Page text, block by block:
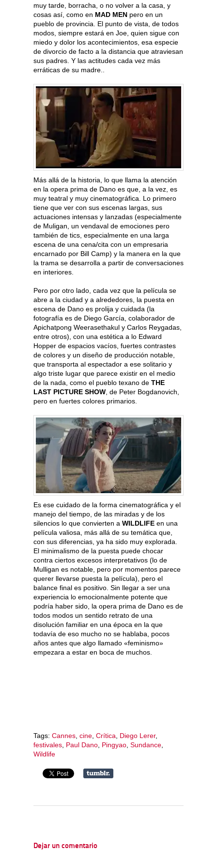
muy tarde, borracha, o no volver a la casa, y
cosas así, como en MAD MEN pero en un
pueblo de provincia. El punto de vista, de todos
modos, siempre estará en Joe, quien sigue con
miedo y dolor los acontecimientos, esa especie
de divorcio de facto a la distancia que atraviesan
sus padres. Y las actitudes cada vez más
erráticas de su madre..
Más allá de la historia, lo que llama la atención
en la opera prima de Dano es que, a la vez, es
muy teatral y muy cinematográfica. Lo primero
tiene que ver con sus escenas largas, sus
actuaciones intensas y lanzadas (especialmente
de Muligan, un vendaval de emociones pero
también de tics, especialmente en una larga
escena de una cena/cita con un empresaria
encarnado por Bill Camp) y la manera en la que
la trama se desarrolla a partir de conversaciones
en interiores.
Pero por otro lado, cada vez que la película se
abre a la ciudad y a alrededores, la puesta en
escena de Dano es prolija y cuidada (la
fotografía es de Diego García, colaborador de
Apichatpong Weerasethakul y Carlos Reygadas,
entre otros), con una estética a lo Edward
Hopper de espacios vacíos, fuertes contrastes
de colores y un diseño de producción notable,
que transporta al espectador a ese solitario y
algo triste lugar que parece existir en el medio
de la nada, como el pueblo texano de THE
LAST PICTURE SHOW, de Peter Bogdanovich,
pero en fuertes colores primarios.
Es ese cuidado de la forma cinematográfica y el
manejo del tiempo, de las miradas y de los
silencios lo que convierten a WILDLIFE en una
película valiosa, más allá de su temática que,
con sus diferencias, ya ha sido muy explorada.
El minimalismo de la puesta puede chocar
contra ciertos excesos interpretativos (lo de
Mulligan es notable, pero por momentos parece
querer llevarse puesta la película), pero el
balance final es positivo. Sin llegar a ser una
experiencia lo emocionalmente potente que
podría haber sido, la opera prima de Dano es de
todos modos un sentido retrato de una
disolución familiar en una época en la que
todavía de eso mucho no se hablaba, pocos
años antes que algo llamado «feminismo»
empezara a estar en boca de muchos.
Tags: Cannes, cine, Crítica, Diego Lerer,
festivales, Paul Dano, Pingyao, Sundance,
Wildlife
Dejar un comentario